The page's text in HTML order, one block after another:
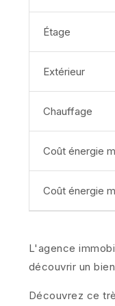
Étage
Extérieur
Chauffage
Coût énergie
Coût énergie
L'agence
découvrir un
Découvrez ce